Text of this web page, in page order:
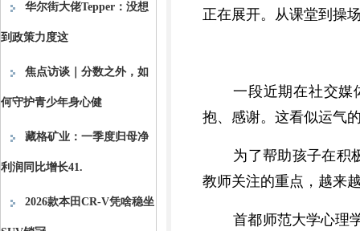
华尔街大佬Tepper：没想
到政策力度这
焦点访谈｜分数之外，如
何守护青少年身心健
藏格矿业：一季度归母净
利润同比增长41.
2026款本田CR-V凭啥稳坐
正在展开。从课堂到操
一段近期在社交媒
抱、感谢。这看似运气
为了帮助孩子在积
教师关注的重点，越来
首都师范大学心理